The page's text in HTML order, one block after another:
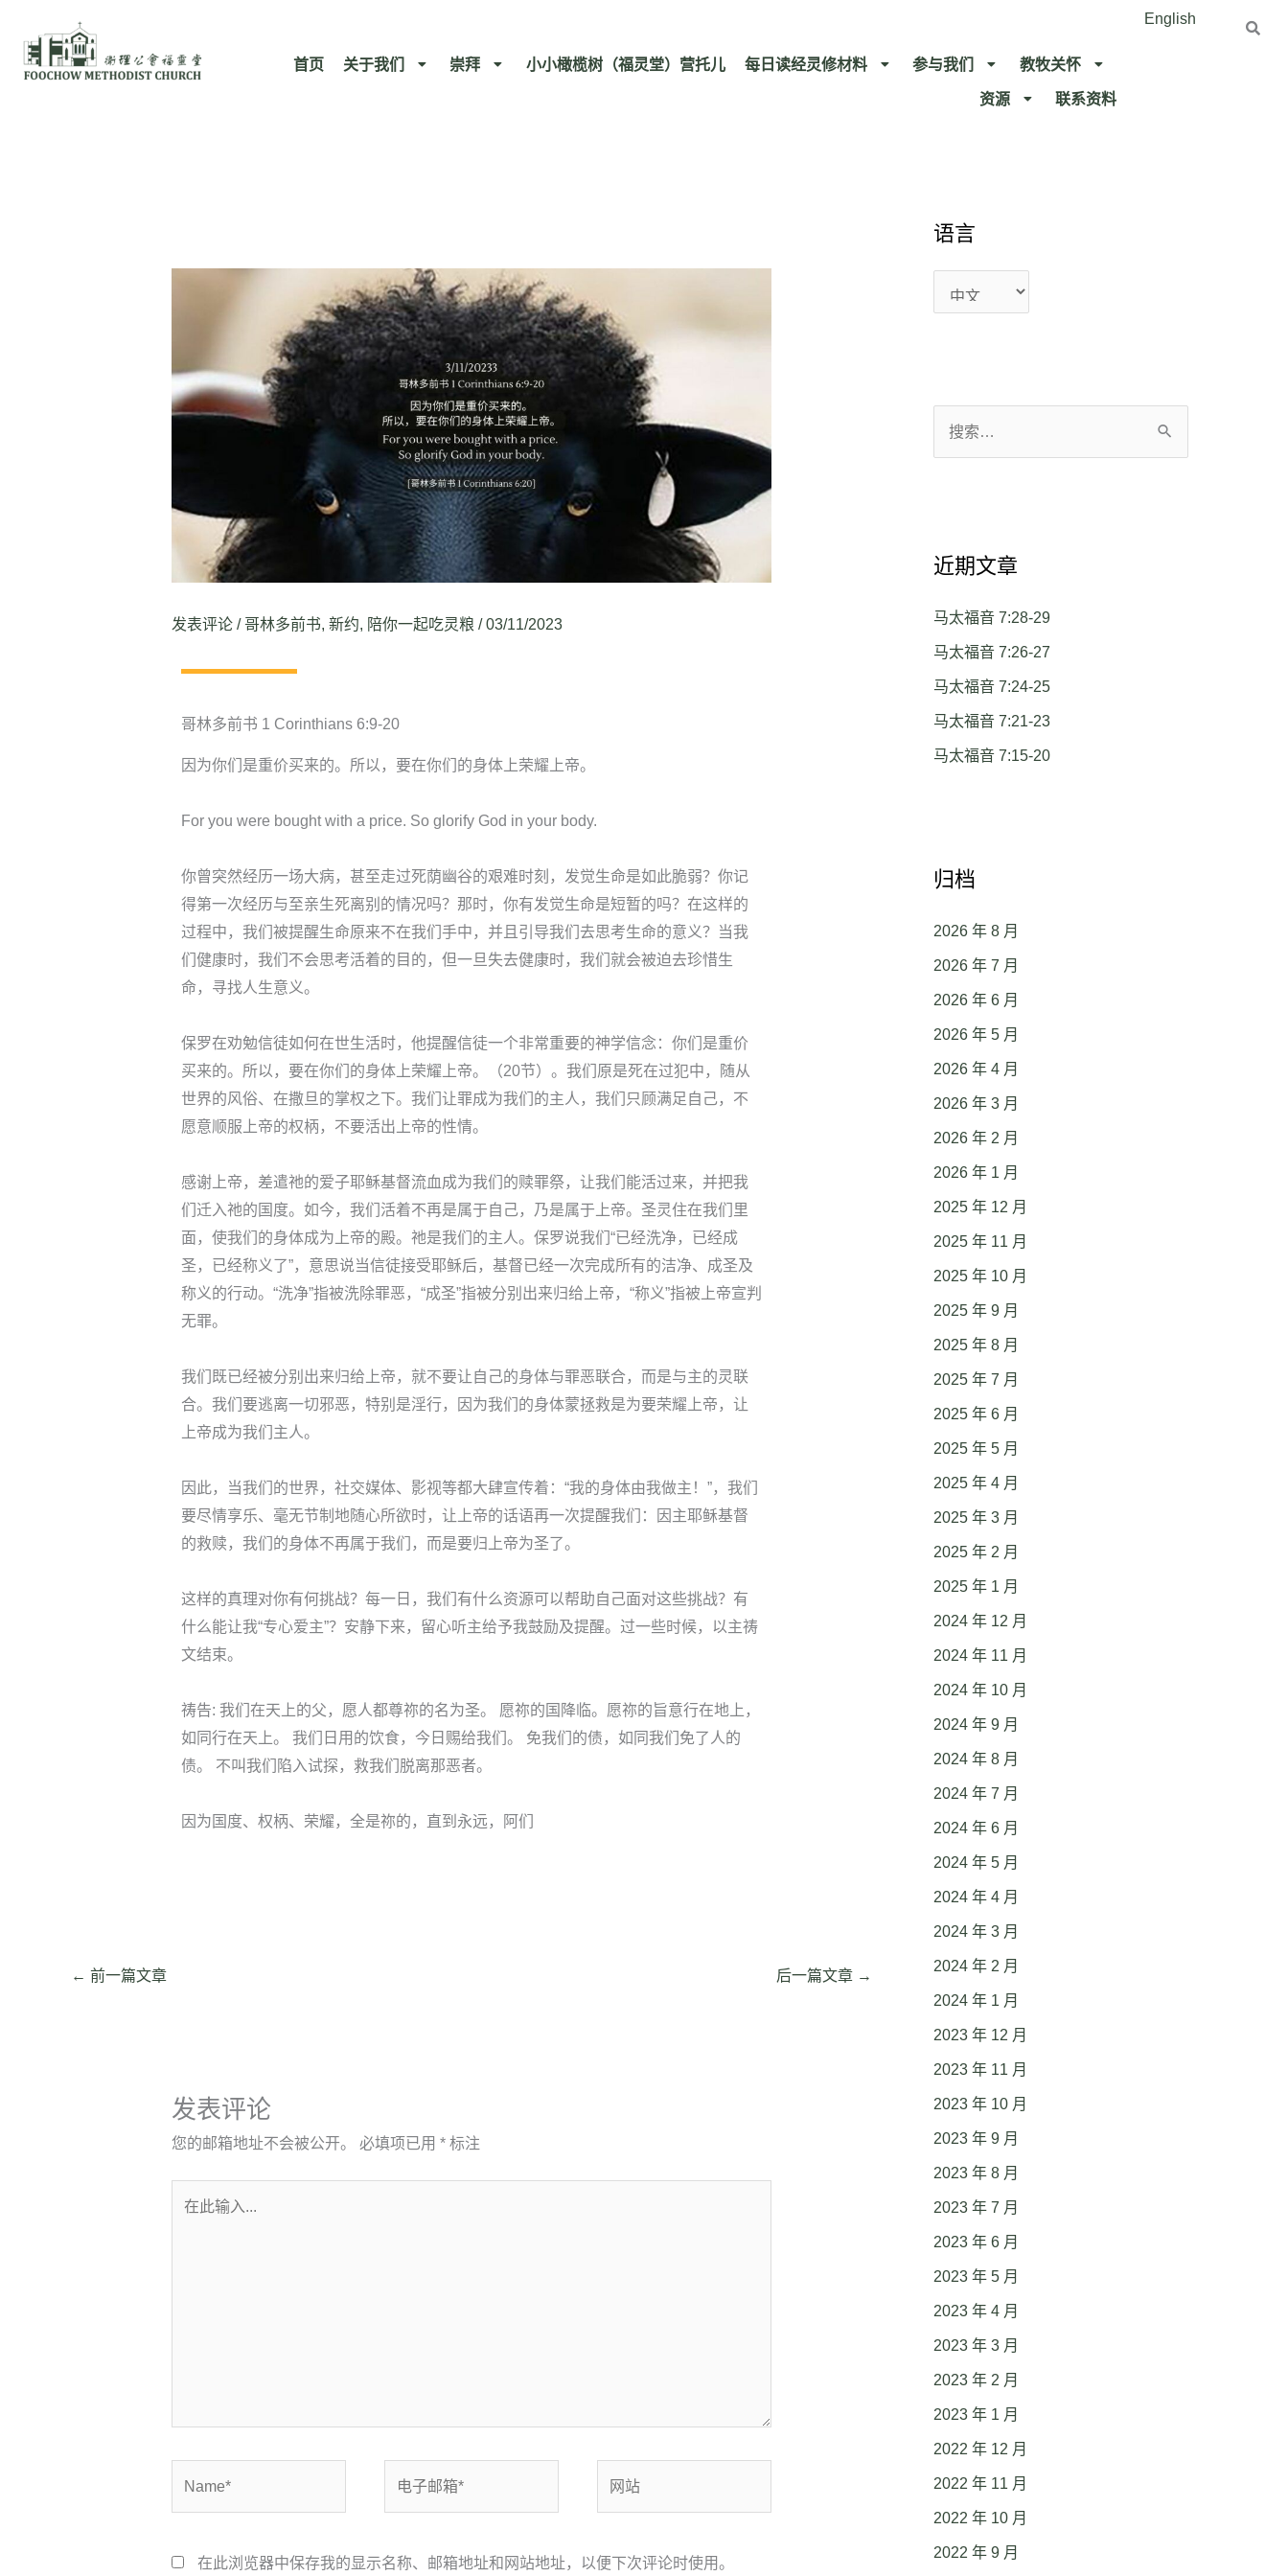
English
首页 关于我们 崇拜 小小橄榄树（福灵堂）营托儿 每日读经灵修材料 参与我们
教牧关怀​
资源
联系资料​
发表评论 /哥林多前书, 新约, 陪你一起吃灵粮 /03/11/2023
哥林多前书 1 Corinthians 6:9-20
因为你们是重价买来的。所以，要在你们的身体上荣耀上帝。
For you were bought with a price. So glorify God in your body.
你曾突然经历一场大病，甚至走过死荫幽谷的艰难时刻，发觉生命是如此脆弱？你记
得第一次经历与至亲生死离别的情况吗？那时，你有发觉生命是短暂的吗？在这样的
过程中，我们被提醒生命原来不在我们手中，并且引导我们去思考生命的意义？当我
们健康时，我们不会思考活着的目的，但一旦失去健康时，我们就会被迫去珍惜生
命，寻找人生意义。
保罗在劝勉信徒如何在世生活时，他提醒信徒一个非常重要的神学信念：你们是重价
买来的。所以，要在你们的身体上荣耀上帝。（20节）。我们原是死在过犯中，随从
世界的风俗、在撒旦的掌权之下。我们让罪成为我们的主人，我们只顾满足自己，不
愿意顺服上帝的权柄，不要活出上帝的性情。
感谢上帝，差遣祂的爱子耶稣基督流血成为我们的赎罪祭，让我们能活过来，并把我
们迁入祂的国度。如今，我们活着不再是属于自己，乃是属于上帝。圣灵住在我们里
面，使我们的身体成为上帝的殿。祂是我们的主人。保罗说我们“已经洗净，已经成
圣，已经称义了”，意思说当信徒接受耶稣后，基督已经一次完成所有的洁净、成圣及
称义的行动。“洗净”指被洗除罪恶，“成圣”指被分别出来归给上帝，“称义”指被上帝宣判
无罪。
我们既已经被分别出来归给上帝，就不要让自己的身体与罪恶联合，而是与主的灵联
合。我们要逃离一切邪恶，特别是淫行，因为我们的身体蒙拯救是为要荣耀上帝，让
上帝成为我们主人。
因此，当我们的世界，社交媒体、影视等都大肆宣传着：“我的身体由我做主！”，我们
要尽情享乐、毫无节制地随心所欲时，让上帝的话语再一次提醒我们：因主耶稣基督
的救赎，我们的身体不再属于我们，而是要归上帝为圣了。
这样的真理对你有何挑战？每一日，我们有什么资源可以帮助自己面对这些挑战？有
什么能让我“专心爱主”？安静下来，留心听主给予我鼓励及提醒。过一些时候，以主祷
文结束。
祷告: 我们在天上的父，愿人都尊祢的名为圣。 愿祢的国降临。愿祢的旨意行在地上，
如同行在天上。 我们日用的饮食，今日赐给我们。 免我们的债，如同我们免了人的
债。 不叫我们陷入试探，救我们脱离那恶者。
因为国度、权柄、荣耀，全是祢的，直到永远，阿们
← 前一篇文章 后一篇文章 →
发表评论
您的邮箱地址不会被公开。 必填项已用 *标注
箱
在此浏览器中保存我的显示名称、邮箱地址和网站地址，以便下次评论时使用。
语言
言
近期文章
马太福音 7:28-29
马太福音 7:26-27
马太福音 7:24-25
马太福音 7:21-23
马太福音 7:15-20
归档
2026 年 8 月
2026 年 7 月
2026 年 6 月
2026 年 5 月
2026 年 4 月
2026 年 3 月
2026 年 2 月
2026 年 1 月
2025 年 12 月
2025 年 11 月
2025 年 10 月
2025 年 9 月
2025 年 8 月
2025 年 7 月
2025 年 6 月
2025 年 5 月
2025 年 4 月
2025 年 3 月
2025 年 2 月
2025 年 1 月
2024 年 12 月
2024 年 11 月
2024 年 10 月
2024 年 9 月
2024 年 8 月
2024 年 7 月
2024 年 6 月
2024 年 5 月
2024 年 4 月
2024 年 3 月
2024 年 2 月
2024 年 1 月
2023 年 12 月
2023 年 11 月
2023 年 10 月
2023 年 9 月
2023 年 8 月
2023 年 7 月
2023 年 6 月
2023 年 5 月
2023 年 4 月
2023 年 3 月
2023 年 2 月
2023 年 1 月
2022 年 12 月
2022 年 11 月
2022 年 10 月
2022 年 9 月
言